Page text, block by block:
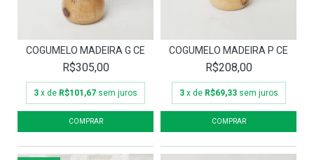
COGUMELO MADEIRA G CE
R$305,00
3 x de R$101,67 sem juros
COGUMELO MADEIRA P CE
R$208,00
3 x de R$69,33 sem juros